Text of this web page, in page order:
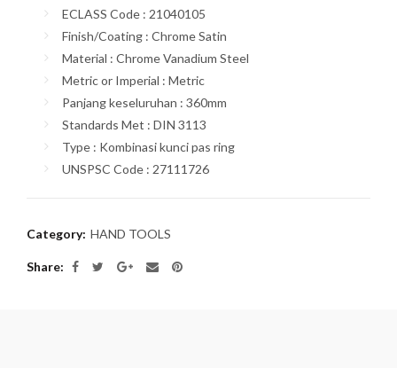
ECLASS Code : 21040105
Finish/Coating : Chrome Satin
Material : Chrome Vanadium Steel
Metric or Imperial : Metric
Panjang keseluruhan : 360mm
Standards Met : DIN 3113
Type : Kombinasi kunci pas ring
UNSPSC Code : 27111726
Category: HAND TOOLS
Share